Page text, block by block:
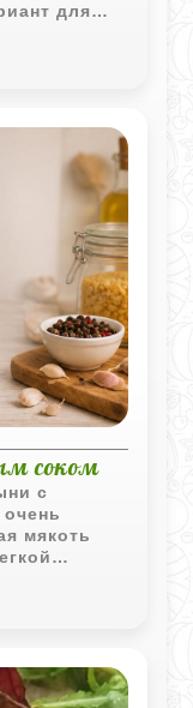
для
не только
соком
с
мякоть